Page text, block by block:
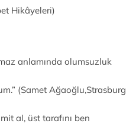
Hikâyeleri)
anlamında olumsuzluk
(Samet Ağaoğlu,Strasburg
al, üst tarafını ben